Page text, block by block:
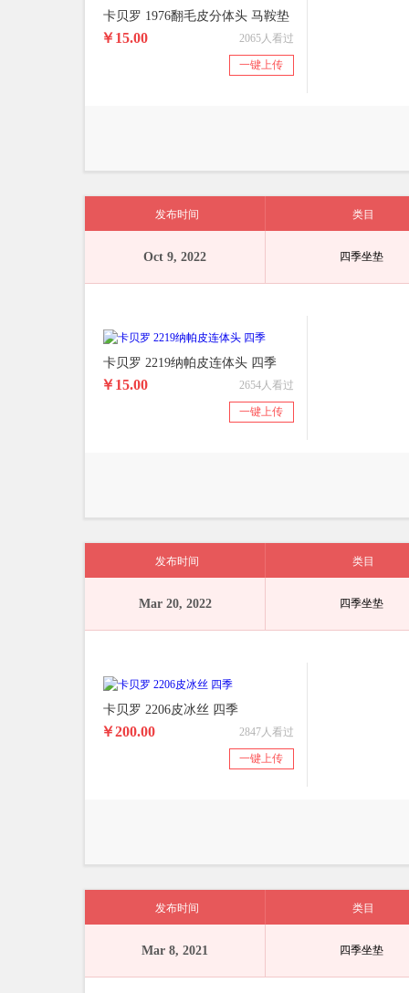
卡贝罗 1976翻毛皮分体头 马鞍垫
￥15.00 2065人看过
一键上传
发布时间 类目
Oct 9, 2022 四季坐垫
卡贝罗 2219纳帕皮连体头 四季
￥15.00 2654人看过
一键上传
发布时间 类目
Mar 20, 2022 四季坐垫
卡贝罗 2206皮冰丝 四季
￥200.00 2847人看过
一键上传
发布时间 类目
Mar 8, 2021 四季坐垫